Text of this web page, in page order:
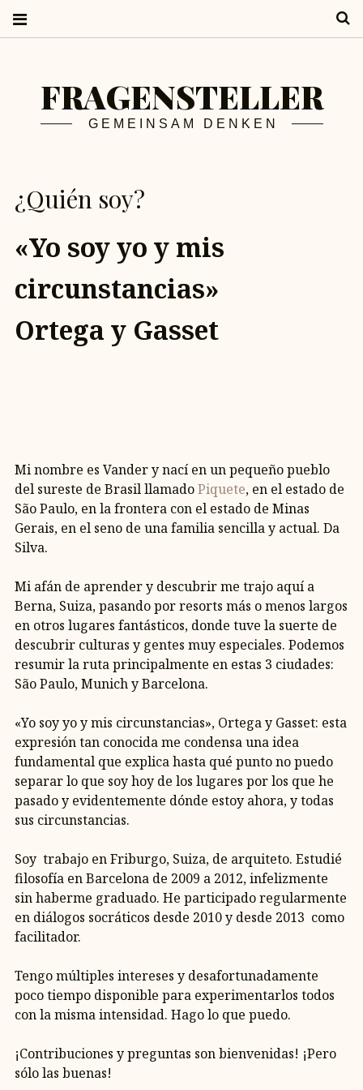
FRAGENSTELLER
GEMEINSAM DENKEN
¿Quién soy?
«Yo soy yo y mis
circunstancias»
Ortega y Gasset
Mi nombre es Vander y nací en un pequeño pueblo
del sureste de Brasil llamadoPiquete, en el estado de
São Paulo, en la frontera con el estado de Minas
Gerais, en el seno de una familia sencilla y actual. Da
Silva.
Mi afán de aprender y descubrir me trajo aquí a
Berna, Suiza, pasando por resorts más o menos largos
en otros lugares fantásticos, donde tuve la suerte de
descubrir culturas y gentes muy especiales. Podemos
resumir la ruta principalmente en estas 3 ciudades:
São Paulo, Munich y Barcelona.
«Yo soy yo y mis circunstancias», Ortega y Gasset: esta
expresión tan conocida me condensa una idea
fundamental que explica hasta qué punto no puedo
separar lo que soy hoy de los lugares por los que he
pasado y evidentemente dónde estoy ahora, y todas
sus circunstancias.
Soy trabajo en Friburgo, Suiza, de arquiteto. Estudié
filosofía en Barcelona de 2009 a 2012, infelizmente
sin haberme graduado. He participado regularmente
en diálogos socráticos desde 2010 y desde 2013 como
facilitador.
Tengo múltiples intereses y desafortunadamente
poco tiempo disponible para experimentarlos todos
con la misma intensidad. Hago lo que puedo.
¡Contribuciones y preguntas son bienvenidas! ¡Pero
sólo las buenas!